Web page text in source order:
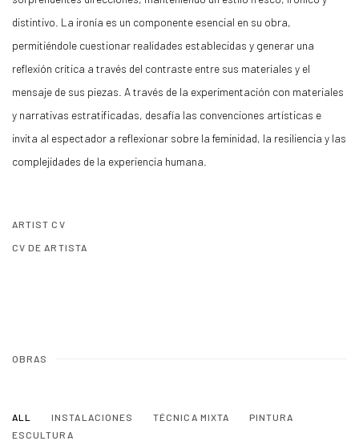
distintivo. La ironía es un componente esencial en su obra,
permitiéndole cuestionar realidades establecidas y generar una
reflexión crítica a través del contraste entre sus materiales y el
mensaje de sus piezas. A través de la experimentación con materiales
y narrativas estratificadas, desafía las convenciones artísticas e
invita al espectador a reflexionar sobre la feminidad, la resiliencia y las
complejidades de la experiencia humana.
ARTIST CV
(PDF, OPENS IN A NEW TAB.)
CV DE ARTISTA
OBRAS
ALL INSTALACIONES TÉCNICA MIXTA
PINTURA
ESCULTURA